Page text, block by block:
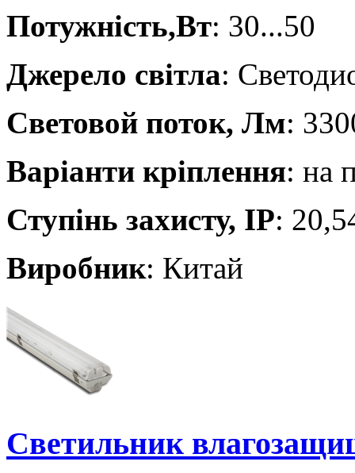
Потужність,Вт: 30...50
Джерело світла:
Световой поток, Лм:
Варіанти кріплення: на
Ступінь захисту, IP:
Виробник: Китай
Светильник